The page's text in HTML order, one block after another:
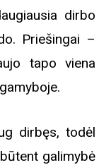
dirbo
Priešingai –
tapo viena
dirbęs, todėl
galimybė